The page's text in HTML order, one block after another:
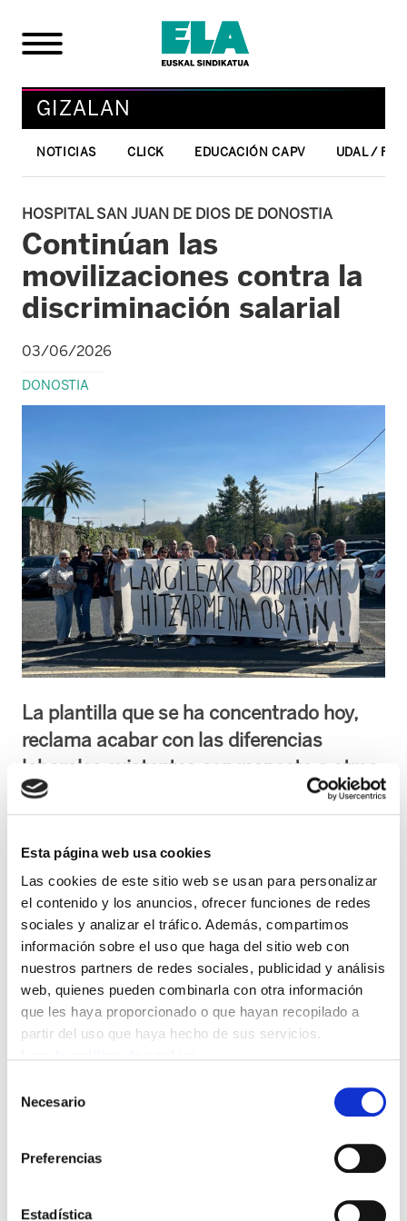
Esta página web usa cookies
Las cookies de este sitio web se usan para personalizar
el contenido y los anuncios, ofrecer funciones de redes
sociales y analizar el tráfico. Además, compartimos
información sobre el uso que haga del sitio web con
nuestros partners de redes sociales, publicidad y análisis
web, quienes pueden combinarla con otra información
que les haya proporcionado o que hayan recopilado a
partir del uso que haya hecho de sus servicios.
Necesario
Preferencias
Estadística
GIZALAN
NOTICIAS CLICK EDUCACIÓN CAPV UDAL /
HOSPITAL SAN JUAN DE DIOS DE DONOSTIA
Continúan las
movilizaciones contra la
discriminación salarial
03/06/2026
DONOSTIA
La plantilla que se ha concentrado hoy,
reclama acabar con las diferencias
laborales existentes con respecto a otros
centros sanitarios y sociosanitarios del
mismo sector de Gipuzkoa e incluso con
el centro de Arrasate dedicado
igualmente al ámbito de la salud mental y
perteneciente a la misma empresa. A día
de hoy, existen profesionales con la
misma categoría y funciones que
perciben salarios distintos dependiendo
del centro en el que trabajan.
plataforma aprobada en la asamblea con
propuestas totalmente asumibles para la
negociaciones no han dado hasta ahora
planteadas por la empresa están muy lejos de